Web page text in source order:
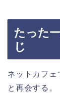
たった
じ
ネットカフェ
と再会する。